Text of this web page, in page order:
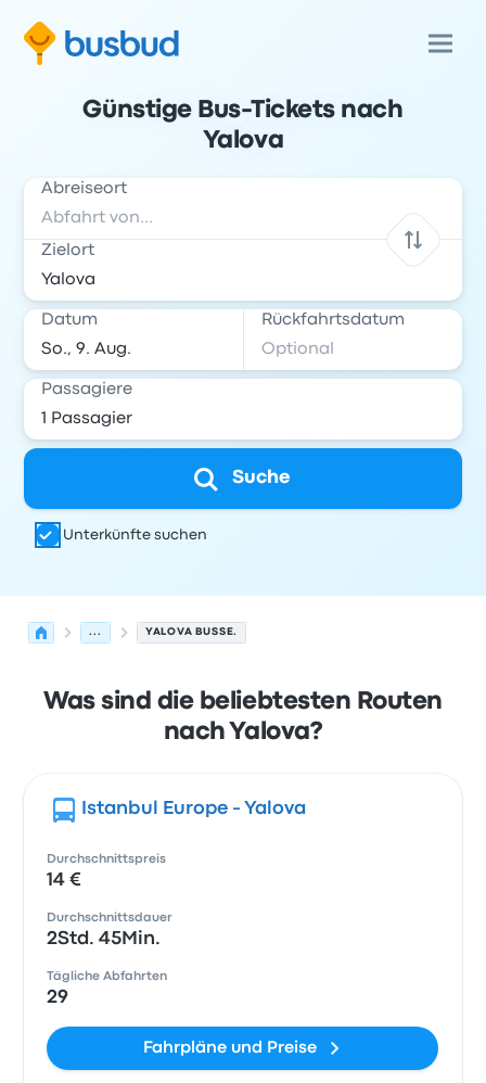
Günstige Bus-Tickets nach
Yalova
Abreiseort
Zielort
Datum Rückfahrtsdatum
Passagiere
Suche
Unterkünfte suchen
... YALOVA BUSSE.
Was sind die beliebtesten Routen
nach Yalova?
Istanbul Europe - Yalova
Durchschnittspreis
14 €
Durchschnittsdauer
2Std. 45Min.
Tägliche Abfahrten
29
Fahrpläne und Preise